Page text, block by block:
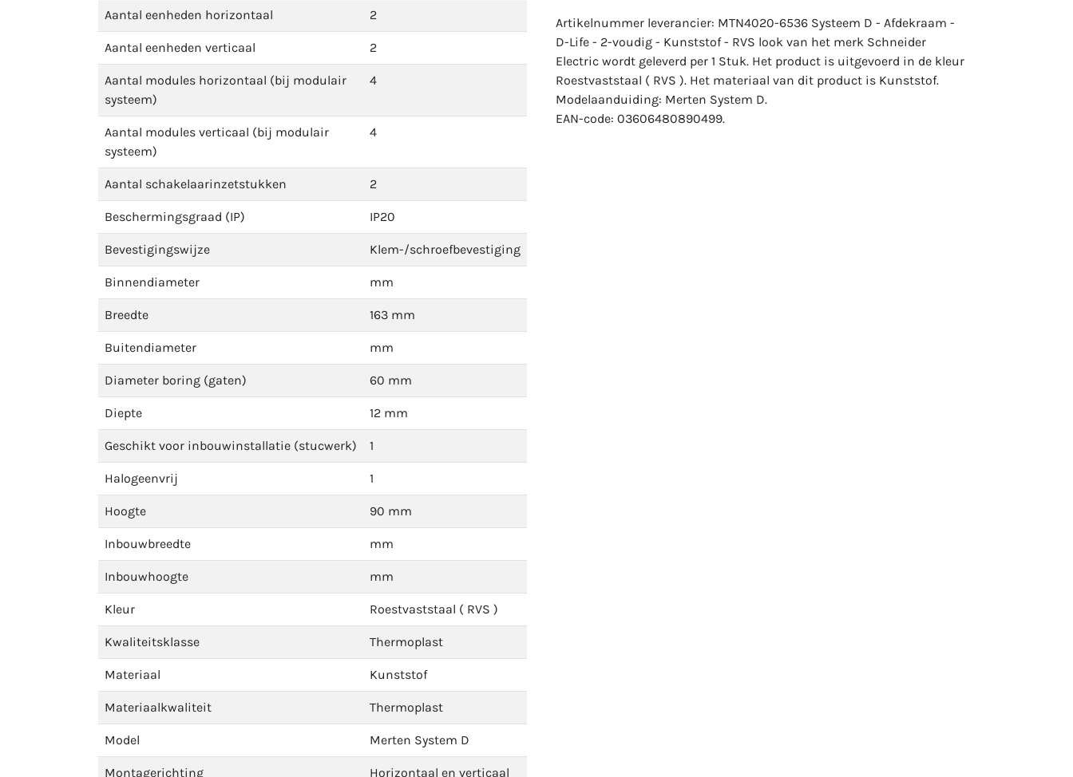
Aantal eenheden horizontaal 2
Aantal eenheden verticaal 2
Aantal modules horizontaal (bij modulair
systeem)
4
Aantal modules verticaal (bij modulair
systeem)
4
Aantal schakelaarinzetstukken 2
Beschermingsgraad (IP) IP20
Bevestigingswijze Klem-/schroefbevestiging
Binnendiameter mm
Breedte 163 mm
Buitendiameter mm
Diameter boring (gaten) 60 mm
Diepte 12 mm
Geschikt voor inbouwinstallatie (stucwerk) 1
Halogeenvrij 1
Hoogte 90 mm
Inbouwbreedte mm
Inbouwhoogte mm
Kleur Roestvaststaal ( RVS )
Kwaliteitsklasse Thermoplast
Materiaal Kunststof
Materiaalkwaliteit Thermoplast
Model Merten System D
Montagerichting Horizontaal en verticaal
Artikelnummer leverancier: MTN4020-6536 Systeem D - Afdekraam -
D-Life - 2-voudig - Kunststof - RVS look van het merk Schneider
Electric wordt geleverd per 1 Stuk. Het product is uitgevoerd in de kleur
Roestvaststaal ( RVS ). Het materiaal van dit product is Kunststof.
Modelaanduiding: Merten System D.
EAN-code: 03606480890499.